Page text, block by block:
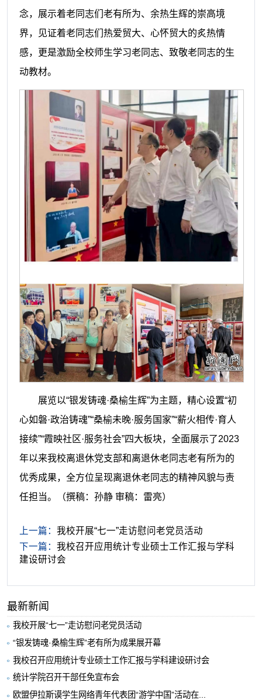
念，展示着老同志们老有所为、余热生辉的崇高境
界，见证着老同志们热爱贸大、心怀贸大的炙热情
感，更是激励全校师生学习老同志、致敬老同志的生
动教材。
展览以“银发铸魂·桑榆生辉”为主题，精心设置“初
心如磐·政治铸魂”“桑榆未晚·服务国家”“薪火相传·育人
接续”“霞映社区·服务社会”四大板块，全面展示了2023
年以来我校离退休党支部和离退休老同志老有所为的
优秀成果，全方位呈现离退休老同志的精神风貌与责
任担当。
（撰稿：孙静 审稿：雷亮）
上一篇： 我校开展“七一”走访慰问老党员活动
下一篇： 我校召开应用统计专业硕士工作汇报与学科
建设研讨会
最新新闻
我校开展“七一”走访慰问老党员活动
“银发铸魂·桑榆生辉”老有所为成果展开幕
我校召开应用统计专业硕士工作汇报与学科建设研讨会
统计学院召开干部任免宣布会
欧盟伊拉斯谟学生网络青年代表团“游学中国”活动在...